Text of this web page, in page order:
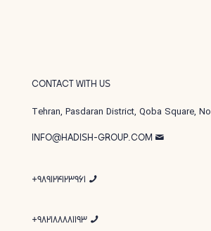
CONTACT WITH US
Tehran, Pasdaran District, Qoba Square,